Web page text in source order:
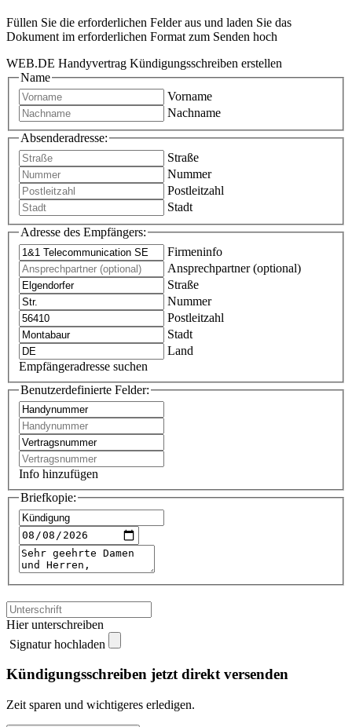
Füllen Sie die erforderlichen Felder aus und laden Sie das
Dokument im erforderlichen Format zum Senden hoch
WEB.DE Handyvertrag Kündigungsschreiben erstellen
Name
Vorname
Nachname
Absenderadresse:
Straße
Nummer
Postleitzahl
Stadt
Adresse des Empfängers:
Firmeninfo
Ansprechpartner (optional)
Straße
Nummer
Postleitzahl
Stadt
Land
Empfängeradresse suchen
Benutzerdefinierte Felder:
Info hinzufügen
Briefkopie:
Hier unterschreiben
Signatur hochladen
Kündigungsschreiben jetzt direkt versenden
Zeit sparen und wichtigeres erledigen.